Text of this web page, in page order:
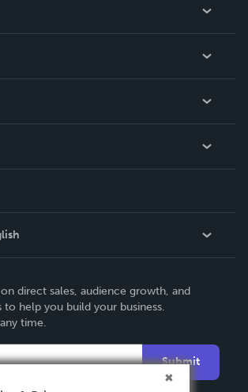
direct sales, audience growth, and
to help you build your business.
time.
Submit